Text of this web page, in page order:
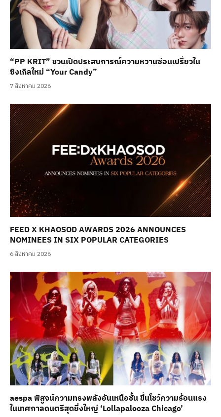
“PP KRIT” ชวนเปิดประสบการณ์ความหวานซ่อนเปรี้ยวใน
ซิงเกิลใหม่ “Your Candy”
7 สิงหาคม 2026
FEED X KHAOSOD AWARDS 2026 ANNOUNCES
NOMINEES IN SIX POPULAR CATEGORIES
6 สิงหาคม 2026
aespa พิสูจน์ความทรงพลังอันเหนือชั้น ขึ้นโชว์ความร้อนแรง
ในเทศกาลดนตรีสุดยิ่งใหญ่ ‘Lollapalooza Chicago’